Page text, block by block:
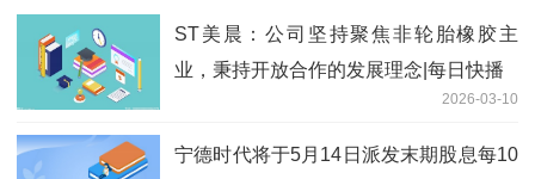
ST美晨：公司坚持聚焦非轮胎橡胶主
业，秉持开放合作的发展理念|每日快播
2026-03-10
宁德时代将于5月14日派发末期股息每10